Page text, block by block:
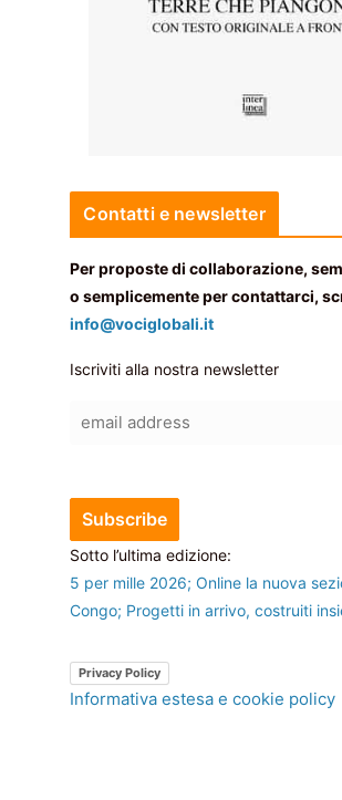
Contatti e newsletter
Per proposte di collaborazione,
o semplicemente per contattarci,
info@vociglobali.it
Iscriviti alla nostra newsletter
Sotto l’ultima edizione:
5 per mille 2026; Online la nuova
Congo; Progetti in arrivo, costruiti
Privacy Policy
Informativa estesa e cookie policy